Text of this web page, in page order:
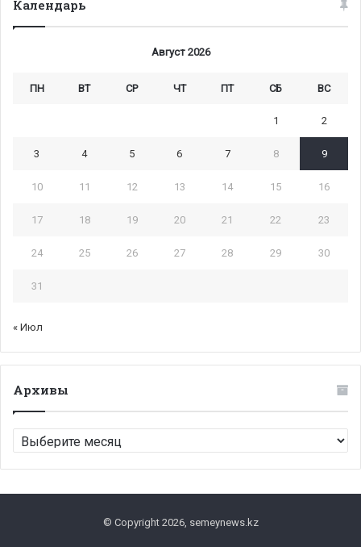
Календарь
Август 2026
ПН ВТ СР ЧТ ПТ СБ ВС
1 2
3 4 5 6 7 8 9
10 11 12 13 14 15 16
17 18 19 20 21 22 23
24 25 26 27 28 29 30
31
« Июл
Архивы
Архивы
© Copyright 2026, semeynews.kz